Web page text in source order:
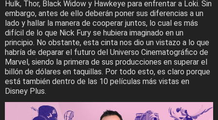
Hulk, Thor, Black Widow y Hawkeye para enfrentar a Loki. Sin
embargo, antes de ello deberán poner sus diferencias a un
lado y hallar la manera de cooperar juntos, lo cual es más
difícil de lo que Nick Fury se hubiera imaginado en un
principio. No obstante, esta cinta nos dio un vistazo a lo que
habría de deparar el futuro del Universo Cinematográfico de
Marvel, siendo la primera de sus producciones en superar el
billón de dólares en taquillas. Por todo esto, es claro porque
está también dentro de las 10 películas más vistas en
Disney Plus.